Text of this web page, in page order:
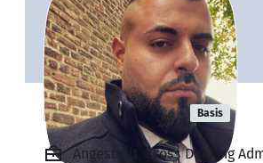
Fahd Ahmad Basis
Angestellt, Cross Docking